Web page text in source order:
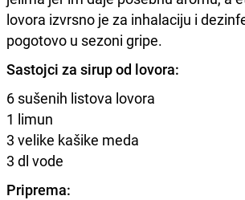
lovora izvrsno je za inhalaciju i
pogotovo u sezoni gripe.
Sastojci za sirup od lovora:
6 sušenih listova lovora
1 limun
3 velike kašike meda
3 dl vode
Priprema: